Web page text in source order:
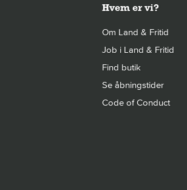
Hvem er vi?
Om Land & Fritid
Job i Land & Fritid
Find butik
Se åbningstider
Code of Conduct